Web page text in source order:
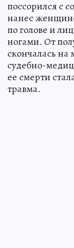
поссорился с
нанес
по голове и
ногами. От
скончалась на
судебно-
ее смерти
травма.